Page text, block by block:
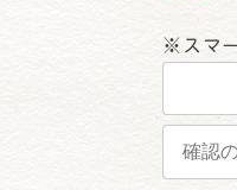
※スマ